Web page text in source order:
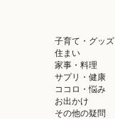
子育て・グッズ
住まい
家事・料理
サプリ・健康
ココロ・悩み
お出かけ
その他の疑問